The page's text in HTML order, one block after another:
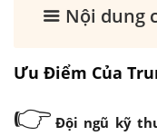
Nội dung
Ưu Điểm Của
👉 Đội ngũ kỹ